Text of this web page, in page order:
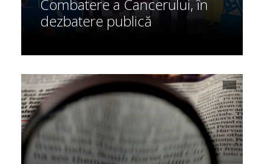
Combatere a Cancerului, în
dezbatere publică